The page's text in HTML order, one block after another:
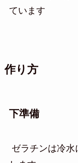
ています
作り方
下準備
ゼラチンは冷